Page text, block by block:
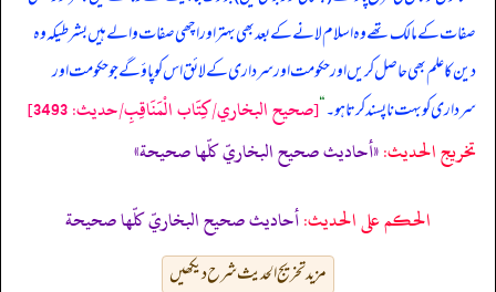
صفات کے مالک تھے وہ اسلام لانے کے بعد بھی بہتر اور اچھی صفات والے ہیں بشرطیکہ وہ
دین کا علم بھی حاصل کریں اور حکومت اور سرداری کے لائق اس کو پاؤ گے جو حکومت اور
سرداری کو بہت ناپسند کرتا ہو۔“[صحيح البخاري/كِتَاب الْمَنَاقِبِ/حدیث: 3493]
تخریج الحدیث:«أحاديث صحيح البخاريّ كلّها صحيحة»
الحكم على الحديث:أحاديث صحيح البخاريّ كلّها صحيحة
مزید تخریج الحدیث شرح دیکھیں